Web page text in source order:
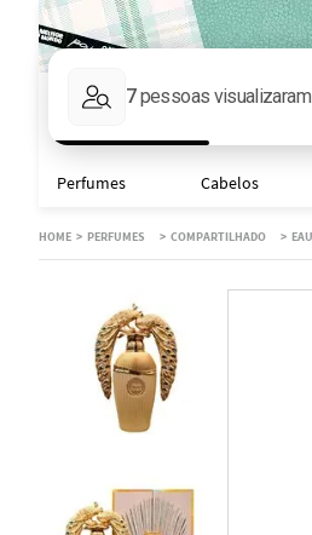
Perfumes Cabelos
PERFUMES COMPARTILHADO